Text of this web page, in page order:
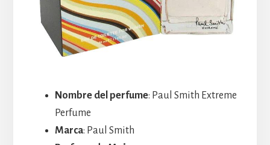
Nombre del perfume: Paul Smith Extreme
Perfume
Marca: Paul Smith